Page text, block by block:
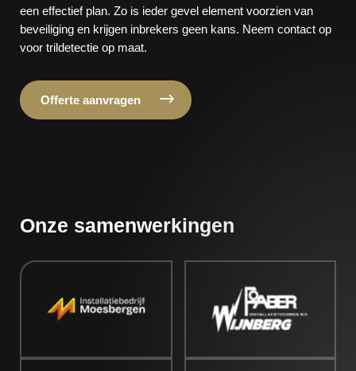
een effectief plan. Zo is ieder gevel element voorzien van
beveiliging en krijgen inbrekers geen kans. Neem contact op
voor trildetectie op maat.
Offerte aanvragen
Onze samenwerkingen